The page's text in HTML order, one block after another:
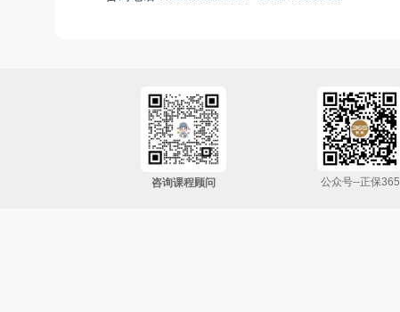
咨询课程顾问 公众号--正保365